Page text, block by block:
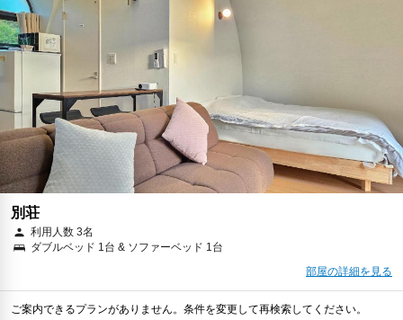
別荘
利用人数 3名
ダブルベッド 1台 & ソファーベッド 1台
部屋の詳細を見る
ご案内できるプランがありません。条件を変更して再検索してください。